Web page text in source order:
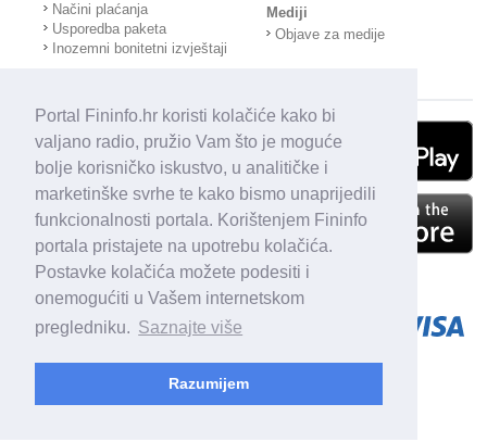
Portal Fininfo.hr koristi kolačiće kako bi
valjano radio, pružio Vam što je moguće
bolje korisničko iskustvo, u analitičke i
marketinške svrhe te kako bismo unaprijedili
funkcionalnosti portala. Korištenjem Fininfo
portala pristajete na upotrebu kolačića.
Postavke kolačića možete podesiti i
onemogućiti u Vašem internetskom
pregledniku. Saznajte više
Razumijem
Načini plaćanja
Usporedba paketa
Inozemni bonitetni izvještaji
Mediji
Objave za medije